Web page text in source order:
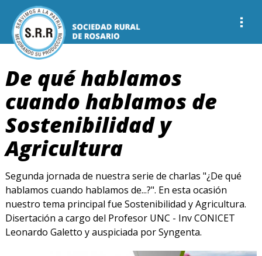
De qué hablamos
cuando hablamos de
Sostenibilidad y
Agricultura
Segunda jornada de nuestra serie de charlas "¿De qué
hablamos cuando hablamos de...?". En esta ocasión
nuestro tema principal fue Sostenibilidad y Agricultura.
Disertación a cargo del Profesor UNC - Inv CONICET
Leonardo Galetto y auspiciada por Syngenta.